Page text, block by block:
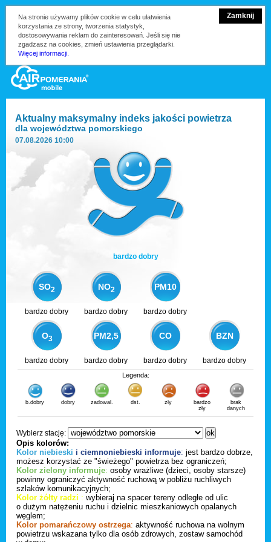
Zamknij
Na stronie używamy plików cookie w celu ułatwienia
korzystania ze strony, tworzenia statystyk,
dostosowywania reklam do zainteresowań. Jeśli się nie
zgadzasz na cookies, zmień ustawienia przeglądarki.
Więcej informacji.
Aktualny maksymalny indeks jakości powietrza
dla województwa pomorskiego
07.08.2026 10:00
bardzo dobry
SO2 NO2 PM10
bardzo dobry bardzo dobry bardzo dobry
O3 PM2,5 CO BZN
bardzo dobry bardzo dobry bardzo dobry bardzo dobry
Legenda:
b.dobry dobry zadowal. dst. zły
bardzo
zły
brak
danych
Wybierz stację:
Opis kolorów:
Kolor niebieski i ciemnoniebieski informuje: jest bardzo dobrze,
możesz korzystać ze "świeżego" powietrza bez ograniczeń;
Kolor zielony informuje: osoby wrażliwe (dzieci, osoby starsze)
powinny ograniczyć aktywność ruchową w pobliżu ruchliwych
szlaków komunikacyjnych;
Kolor żółty radzi : wybieraj na spacer tereny odległe od ulic
o dużym natężeniu ruchu i dzielnic mieszkaniowych opalanych
węglem;
Kolor pomarańczowy ostrzega: aktywność ruchowa na wolnym
powietrzu wskazana tylko dla osób zdrowych, zostaw samochód